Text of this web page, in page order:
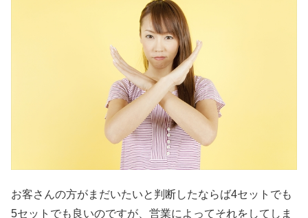
お客さんの方がまだいたいと判断したならば4セットでも
5セットでも良いのですが、営業によってそれをしてしま